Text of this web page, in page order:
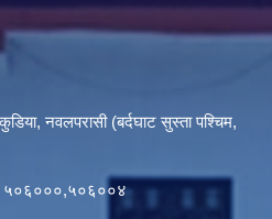
नवलपरासी (बर्दघाट सुस्ता पश्चिम,
५०६०००,५०६००४